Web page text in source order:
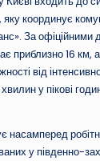
яку координує
За
приблизно 16 км,
від
у пікові
у південно-